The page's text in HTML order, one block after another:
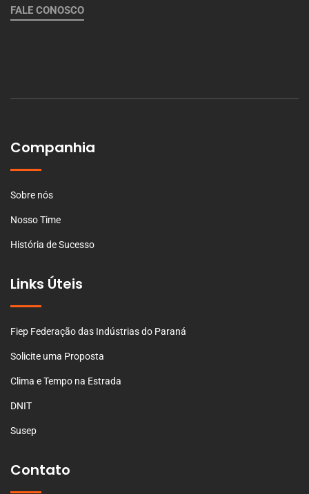
FALE CONOSCO
Companhia
Sobre nós
Nosso Time
História de Sucesso
Links Úteis
Fiep Federação das Indústrias do Paraná
Solicite uma Proposta
Clima e Tempo na Estrada
DNIT
Susep
Contato